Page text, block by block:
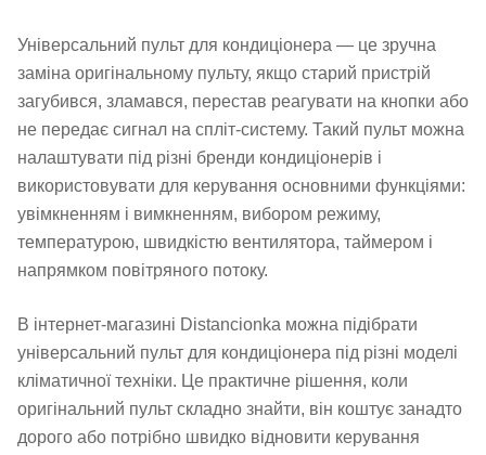
Універсальний пульт для кондиціонера — це зручна
заміна оригінальному пульту, якщо старий пристрій
загубився, зламався, перестав реагувати на кнопки або
не передає сигнал на спліт-систему. Такий пульт можна
налаштувати під різні бренди кондиціонерів і
використовувати для керування основними функціями:
увімкненням і вимкненням, вибором режиму,
температурою, швидкістю вентилятора, таймером і
напрямком повітряного потоку.
В інтернет-магазині Distancionka можна підібрати
універсальний пульт для кондиціонера під різні моделі
кліматичної техніки. Це практичне рішення, коли
оригінальний пульт складно знайти, він коштує занадто
дорого або потрібно швидко відновити керування